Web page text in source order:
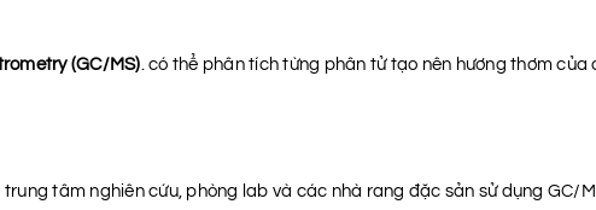
(GC/MS) . có thể phân tích từng phân tử tạo nên hương thơm
tâm nghiên cứu, phòng lab và các nhà rang đặc sản sử dụng GC/